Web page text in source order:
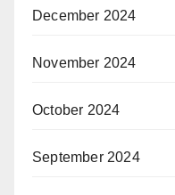
December 2024
November 2024
October 2024
September 2024